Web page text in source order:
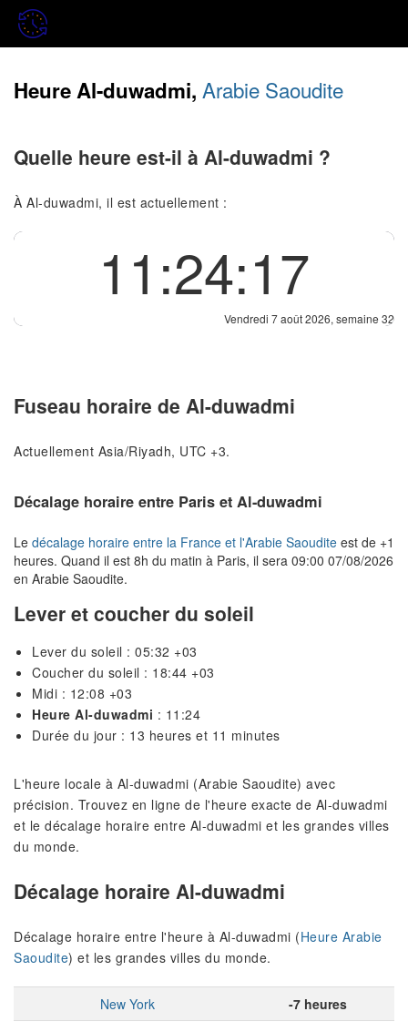
Heure Al-duwadmi, Arabie Saoudite
Quelle heure est-il à Al-duwadmi ?
À Al-duwadmi, il est actuellement :
11:24:17
Vendredi 7 août 2026, semaine 32
Fuseau horaire de Al-duwadmi
Actuellement Asia/Riyadh, UTC +3.
Décalage horaire entre Paris et Al-duwadmi
Le décalage horaire entre la France et l'Arabie Saoudite est de +1
heures. Quand il est 8h du matin à Paris, il sera 09:00 07/08/2026
en Arabie Saoudite.
Lever et coucher du soleil
Lever du soleil : 05:32 +03
Coucher du soleil : 18:44 +03
Midi : 12:08 +03
Heure Al-duwadmi : 11:24
Durée du jour : 13 heures et 11 minutes
L'heure locale à Al-duwadmi (Arabie Saoudite) avec
précision. Trouvez en ligne de l'heure exacte de Al-duwadmi
et le décalage horaire entre Al-duwadmi et les grandes villes
du monde.
Décalage horaire Al-duwadmi
Décalage horaire entre l'heure à Al-duwadmi (Heure Arabie
Saoudite) et les grandes villes du monde.
New York
-7 heures